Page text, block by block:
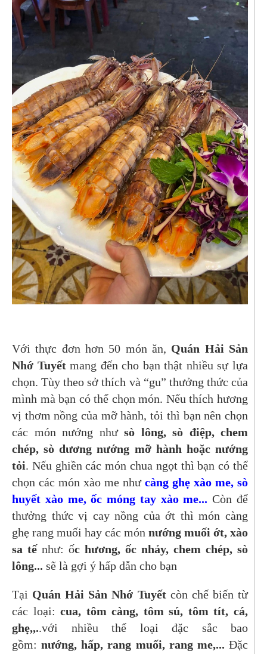
Với thực đơn hơn 50 món ăn, Quán Hải Sản
Nhớ Tuyếtmang đến cho bạn thật nhiều sự lựa
chọn. Tùy theo sở thích và “gu” thưởng thức của
mình mà bạn có thể chọn món. Nếu thích hương
vị thơm nồng của mỡ hành, tỏi thì bạn nên chọn
các món nướng như sò lông, sò điệp, chem
chép, sò dương nướng mỡ hành hoặc nướng
tỏi. Nếu ghiền các món chua ngọt thì bạn có thể
chọn các món xào me như càng ghẹ xào me, sò
huyết xào me, ốc móng tay xào me... Còn để
thưởng thức vị cay nồng của ớt thì món càng
ghẹ rang muối hay các món nướng muối ớt, xào
sa tế như: ốc hương, ốc nhảy, chem chép, sò
lông... sẽ là gợi ý hấp dẫn cho bạn
Tại Quán Hải Sản Nhớ Tuyếtcòn chế biến từ
các loại:cua, tôm càng, tôm sú, tôm tít, cá,
ghẹ,,..với nhiều thể loại đặc sắc bao
gồm: nướng, hấp, rang muối, rang me,... Đặc